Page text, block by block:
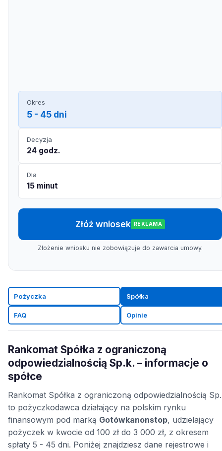
Okres
5 - 45 dni
Decyzja
24 godz.
Dla
15 minut
Złóż wniosek REKLAMA
Złożenie wniosku nie zobowiązuje do zawarcia umowy.
Pożyczka Spółka
FAQ Opinie
Rankomat Spółka z ograniczoną
odpowiedzialnością Sp.k. – informacje o
spółce
Rankomat Spółka z ograniczoną odpowiedzialnością
to pożyczkodawca działający na polskim rynku
finansowym pod marką Gotówkanonstop, udzielający
pożyczek w kwocie od 100 zł do 3 000 zł, z okresem
spłaty 5 - 45 dni. Poniżej znajdziesz dane rejestrowe i